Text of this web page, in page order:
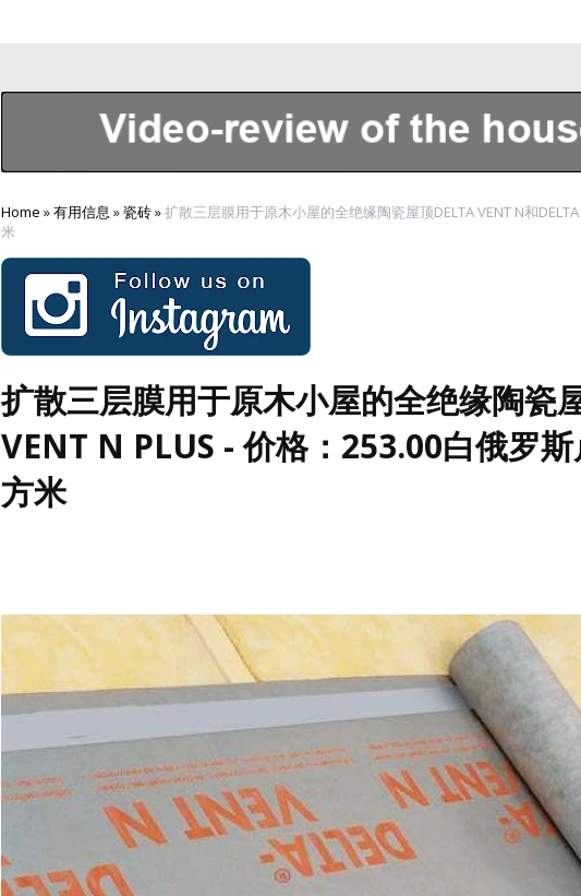
Home »有用信息 »瓷砖»扩散三层膜用于原木小屋的全绝缘陶瓷屋顶DELTA VENT N和
米
扩散三层膜用于原木小屋的全绝缘陶瓷
VENT N PLUS - 价格：253.00白俄罗
方米